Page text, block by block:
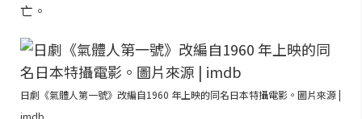
亡。
日劇《氣體人第一號》改編自1960 年上映的同名日本特攝電影。圖片來源 |
imdb